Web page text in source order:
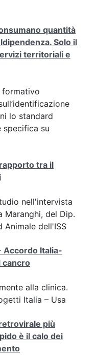
quantità
Solo il
territoriali e
formativo
lo standard
specifica su
tra il
nell'intervista
Maranghi, del Dip.
Animale dell'ISS
Accordo Italia-
cancro
alla clinica.
Italia – Usa
più
è il calo dei